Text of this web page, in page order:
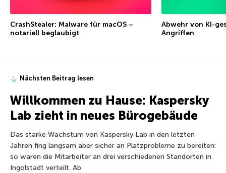
CrashStealer: Malware für macOS –
notariell beglaubigt
Abwehr von KI-
Angriffen
Nächsten Beitrag lesen
Willkommen zu Hause: Kaspersky
Lab zieht in neues Bürogebäude
Das starke Wachstum von Kaspersky Lab in den letzten
Jahren fing langsam aber sicher an Platzprobleme zu bereiten:
so waren die Mitarbeiter an drei verschiedenen Standorten in
Ingolstadt verteilt. Ab